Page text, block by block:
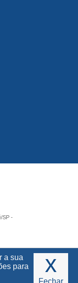
SP -
x
Fechar
a sua
para